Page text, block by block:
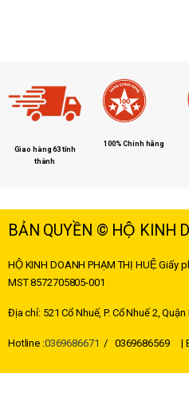
Giao hàng 63 tỉnh
thành
100% Chính hãng
BẢN QUYỀN © HỘ KINH
HỘ KINH DOANH PHẠM THỊ HUỆGiấy
MST8572705805-001
Địa chỉ: 521 Cổ Nhuế, P. Cổ Nhuế 2,
Hotline :0369686671 / 0369686569 |